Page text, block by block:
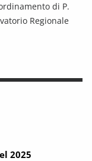
di P.
Regionale
– Andamento
2025